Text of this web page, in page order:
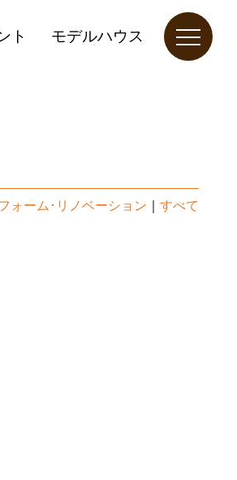
ト モデルハウス
ォーム･リノベーション
すべて